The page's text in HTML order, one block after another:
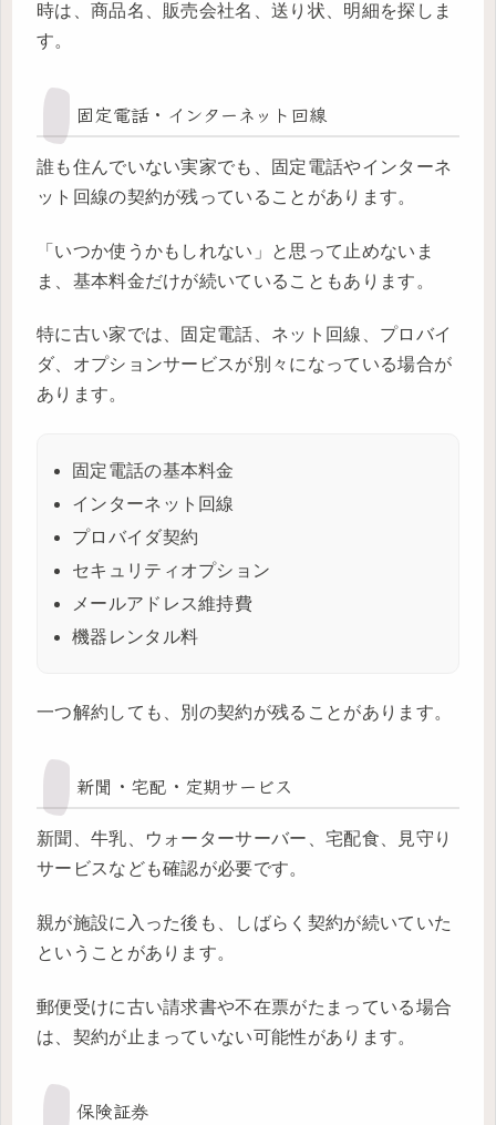
時は、商品名、販売会社名、送り状、明細を探しま
す。
固定電話・インターネット回線
誰も住んでいない実家でも、固定電話やインターネ
ット回線の契約が残っていることがあります。
「いつか使うかもしれない」と思って止めないま
ま、基本料金だけが続いていることもあります。
特に古い家では、固定電話、ネット回線、プロバイ
ダ、オプションサービスが別々になっている場合が
あります。
固定電話の基本料金
インターネット回線
プロバイダ契約
セキュリティオプション
メールアドレス維持費
機器レンタル料
一つ解約しても、別の契約が残ることがあります。
新聞・宅配・定期サービス
新聞、牛乳、ウォーターサーバー、宅配食、見守り
サービスなども確認が必要です。
親が施設に入った後も、しばらく契約が続いていた
ということがあります。
郵便受けに古い請求書や不在票がたまっている場合
は、契約が止まっていない可能性があります。
保険証券